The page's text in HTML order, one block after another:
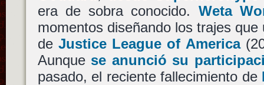
era de sobra conocido. Weta
momentos diseñando los trajes
de Justice League of America
Aunque se anunció su
pasado, el reciente fallecimiento de